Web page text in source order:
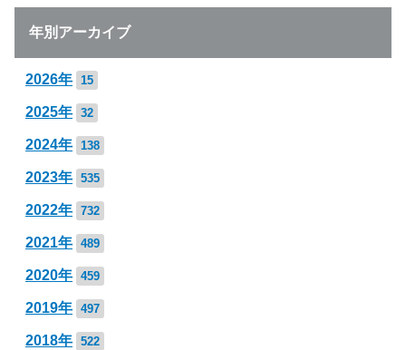
年別アーカイブ
2026年 15
2025年 32
2024年 138
2023年 535
2022年 732
2021年 489
2020年 459
2019年 497
2018年 522